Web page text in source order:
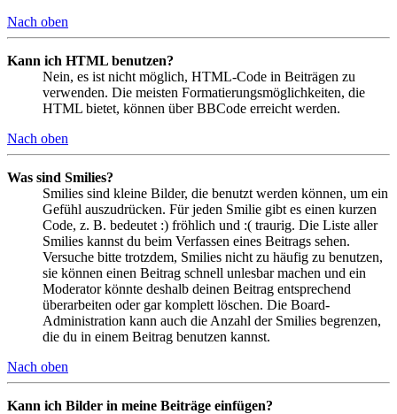
Nach oben
Kann ich HTML benutzen?
Nein, es ist nicht möglich, HTML-Code in Beiträgen zu
verwenden. Die meisten Formatierungsmöglichkeiten, die
HTML bietet, können über BBCode erreicht werden.
Nach oben
Was sind Smilies?
Smilies sind kleine Bilder, die benutzt werden können, um ein
Gefühl auszudrücken. Für jeden Smilie gibt es einen kurzen
Code, z. B. bedeutet :) fröhlich und :( traurig. Die Liste aller
Smilies kannst du beim Verfassen eines Beitrags sehen.
Versuche bitte trotzdem, Smilies nicht zu häufig zu benutzen,
sie können einen Beitrag schnell unlesbar machen und ein
Moderator könnte deshalb deinen Beitrag entsprechend
überarbeiten oder gar komplett löschen. Die Board-
Administration kann auch die Anzahl der Smilies begrenzen,
die du in einem Beitrag benutzen kannst.
Nach oben
Kann ich Bilder in meine Beiträge einfügen?